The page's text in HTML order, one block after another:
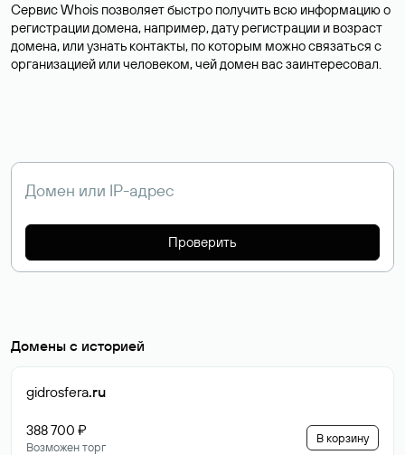
Сервис Whois позволяет быстро получить всю информацию о
регистрации домена, например, дату регистрации и возраст
домена, или узнать контакты, по которым можно связаться с
организацией или человеком, чей домен вас заинтересовал.
Проверить
Домены с историей
gidrosfera.ru
388 700 ₽
Возможен торг
В корзину